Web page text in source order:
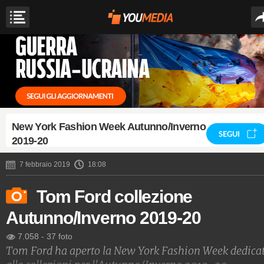
New York Fashion Week Autunno/Inverno
2019-20
SEGUI
7 febbraio 2019 18:08
Tom Ford collezione
Autunno/Inverno 2019-20
7.058 - 37 foto
Tom Ford ha aperto la New York Fashion Week